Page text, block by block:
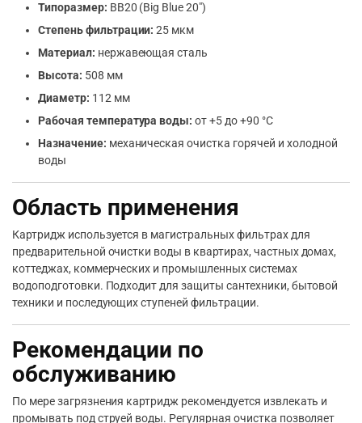
Типоразмер: BB20 (Big Blue 20″)
Степень фильтрации: 25 мкм
Материал: нержавеющая сталь
Высота: 508 мм
Диаметр: 112 мм
Рабочая температура воды: от +5 до +90 °С
Назначение: механическая очистка горячей и холодной
воды
Область применения
Картридж используется в магистральных фильтрах для
предварительной очистки воды в квартирах, частных домах,
коттеджах, коммерческих и промышленных системах
водоподготовки. Подходит для защиты сантехники, бытовой
техники и последующих ступеней фильтрации.
Рекомендации по
обслуживанию
По мере загрязнения картридж рекомендуется извлекать и
промывать под струей воды. Регулярная очистка позволяет